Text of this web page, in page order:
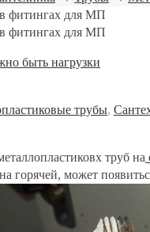
фитингах для МП
фитингах для МП
быть нагрузки
трубы,
труб на
горячей, может